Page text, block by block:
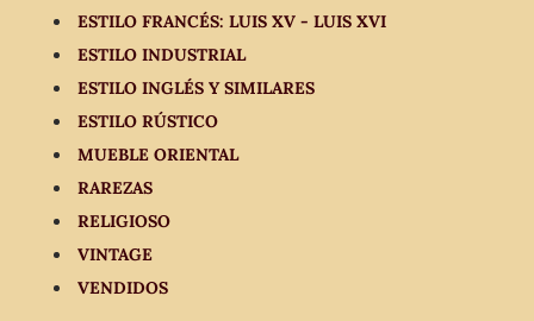
ESTILO FRANCÉS: LUIS XV - LUIS XVI
ESTILO INDUSTRIAL
ESTILO INGLÉS Y SIMILARES
ESTILO RÚSTICO
MUEBLE ORIENTAL
RAREZAS
RELIGIOSO
VINTAGE
VENDIDOS